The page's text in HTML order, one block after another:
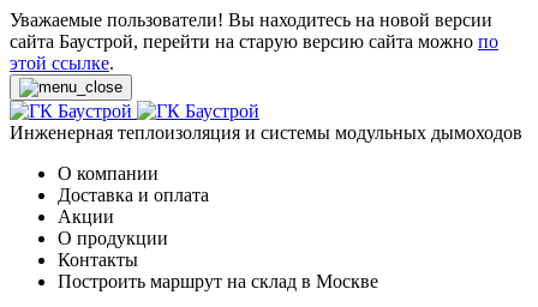
Уважаемые пользователи! Вы находитесь на новой версии
сайта Баустрой, перейти на старую версию сайта можно по
этой ссылке.
Инженерная теплоизоляция и системы модульных дымоходов
О компании
Доставка и оплата
Акции
О продукции
Контакты
Построить маршрут на склад в Москве